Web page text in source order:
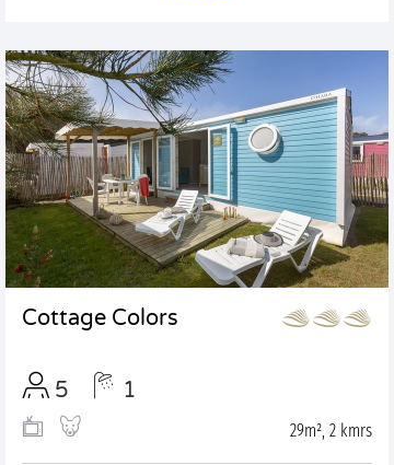
Cottage Colors
5 1
29m², 2 kmrs